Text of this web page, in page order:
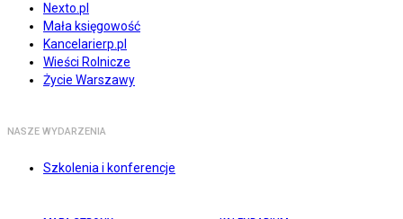
Nexto.pl
Mała księgowość
Kancelarierp.pl
Wieści Rolnicze
Życie Warszawy
NASZE WYDARZENIA
Szkolenia i konferencje